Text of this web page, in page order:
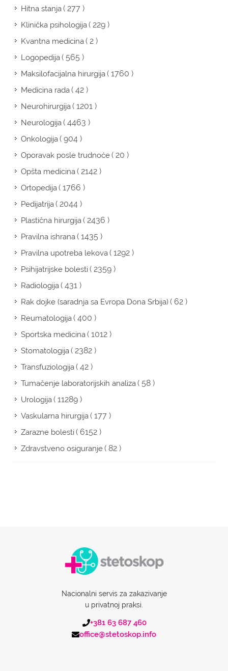
Hitna stanja( 277 )
Klinička psihologija( 229 )
Kvantna medicina( 2 )
Logopedija( 565 )
Maksilofacijalna hirurgija( 1760 )
Medicina rada( 42 )
Neurohirurgija( 1201 )
Neurologija( 4463 )
Onkologija( 904 )
Oporavak posle trudnoće( 20 )
Opšta medicina( 2142 )
Ortopedija( 1766 )
Pedijatrija( 2044 )
Plastična hirurgija( 2436 )
Pravilna ishrana( 1435 )
Pravilna upotreba lekova( 1292 )
Psihijatrijske bolesti( 2359 )
Radiologija( 431 )
Rak dojke (saradnja sa Evropa Dona Srbija)( 62 )
Reumatologija( 400 )
Sportska medicina( 1012 )
Stomatologija( 2382 )
Transfuziologija( 42 )
Tumačenje laboratorijskih analiza( 58 )
Urologija( 11289 )
Vaskularna hirurgija( 177 )
Zarazne bolesti( 6152 )
Zdravstveno osiguranje( 82 )
Nacionalni servis za zakazivanje
u privatnoj praksi.
+381 63 687 460
office@stetoskop.info